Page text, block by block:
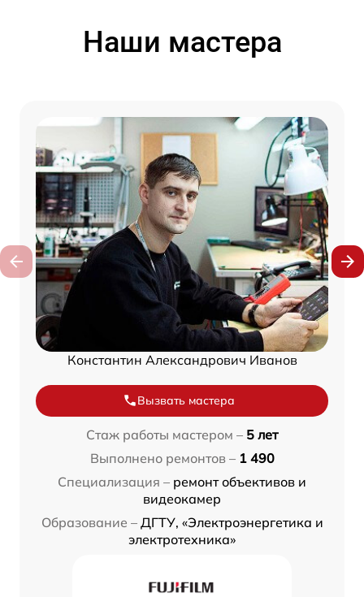
Наши мастера
Константин Александрович Иванов
Вызвать мастера
Стаж работы мастером – 5 лет
Выполнено ремонтов – 1 490
Специализация – ремонт объективов и
видеокамер
Образование – ДГТУ, «Электроэнергетика и
электротехника»